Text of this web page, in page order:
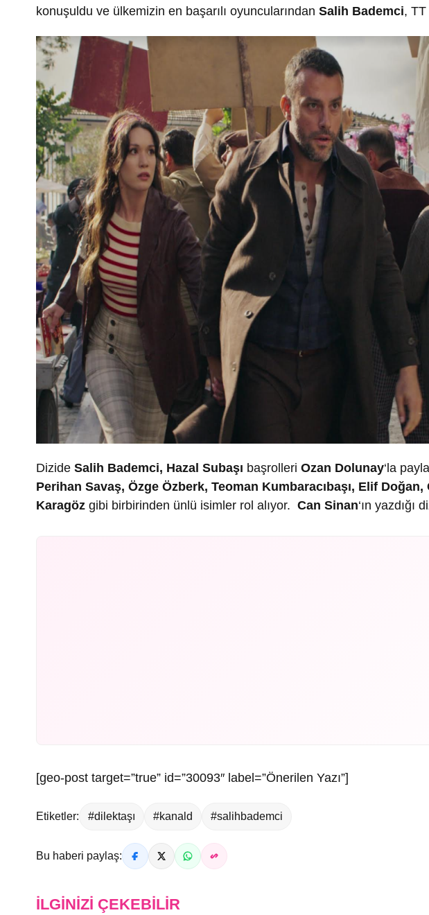
konuşuldu ve ülkemizin en başarılı oyuncularından Salih Bademci, TT
Dizide Salih Bademci, Hazal Subaşı başrolleri Ozan Dolunay‘la
Perihan Savaş, Özge Özberk, Teoman Kumbaracıbaşı, Elif
Karagöz gibi birbirinden ünlü isimler rol alıyor. Can Sinan‘ın
[geo-post target=”true” id=”30093″ label=”Önerilen Yazı”]
Etiketler: #dilektaşı #kanald #salihbademci
Bu haberi paylaş:
İLGINIZI ÇEKEBILIR